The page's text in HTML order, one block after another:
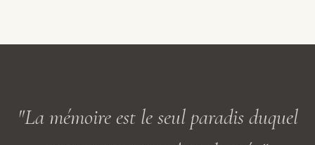
"La mémoire est le seul paradis duquel